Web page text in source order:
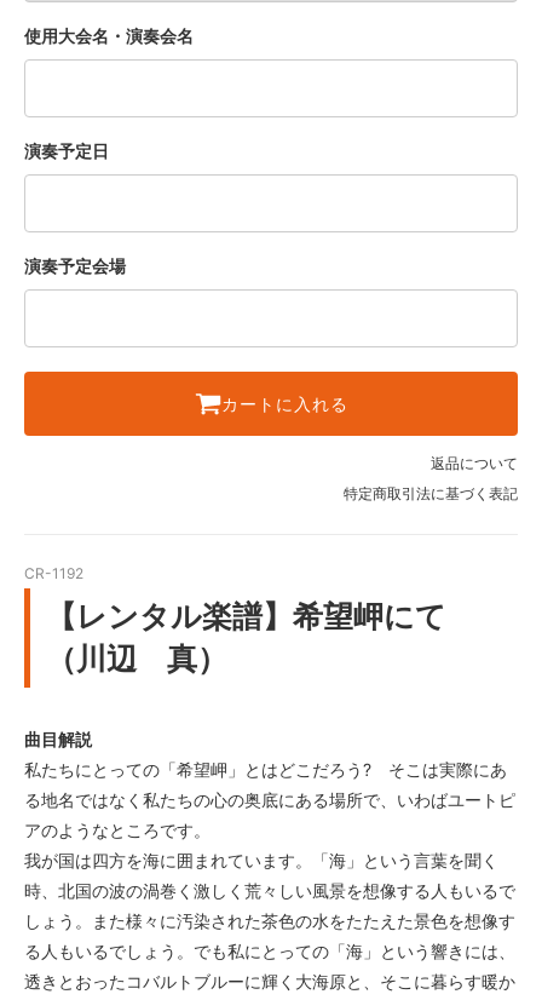
使用大会名・演奏会名
演奏予定日
演奏予定会場
カートに入れる
返品について
特定商取引法に基づく表記
CR-1192
【レンタル楽譜】希望岬にて
（川辺 真）
曲目解説
私たちにとっての「希望岬」とはどこだろう? そこは実際にあ
る地名ではなく私たちの心の奥底にある場所で、いわばユートピ
アのようなところです。
我が国は四方を海に囲まれています。「海」という言葉を聞く
時、北国の波の渦巻く激しく荒々しい風景を想像する人もいるで
しょう。また様々に汚染された茶色の水をたたえた景色を想像す
る人もいるでしょう。でも私にとっての「海」という響きには、
透きとおったコバルトブルーに輝く大海原と、そこに暮らす暖か